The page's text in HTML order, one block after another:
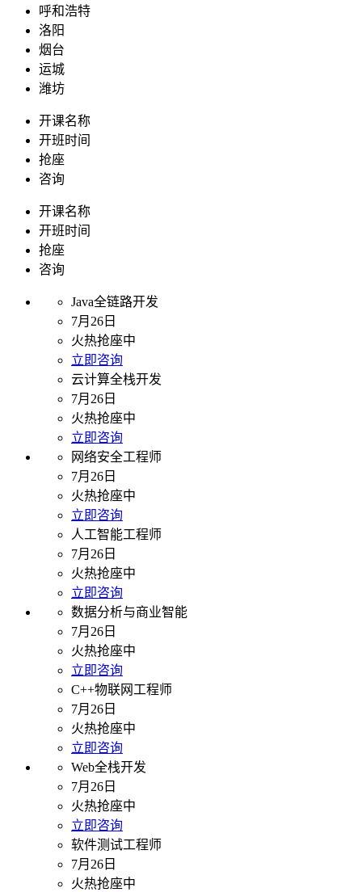
呼和浩特
洛阳
烟台
运城
潍坊
开课名称
开班时间
抢座
咨询
开课名称
开班时间
抢座
咨询
Java全链路开发
7月26日
火热抢座中
立即咨询
云计算全栈开发
7月26日
火热抢座中
立即咨询
网络安全工程师
7月26日
火热抢座中
立即咨询
人工智能工程师
7月26日
火热抢座中
立即咨询
数据分析与商业智能
7月26日
火热抢座中
立即咨询
C++物联网工程师
7月26日
火热抢座中
立即咨询
Web全栈开发
7月26日
火热抢座中
立即咨询
软件测试工程师
7月26日
火热抢座中